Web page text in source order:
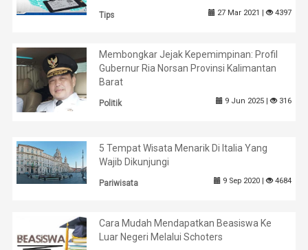
Tips 27 Mar 2021 | 4397
Membongkar Jejak Kepemimpinan: Profil
Gubernur Ria Norsan Provinsi Kalimantan
Barat
Politik 9 Jun 2025 | 316
5 Tempat Wisata Menarik Di Italia Yang
Wajib Dikunjungi
Pariwisata 9 Sep 2020 | 4684
Cara Mudah Mendapatkan Beasiswa Ke
Luar Negeri Melalui Schoters